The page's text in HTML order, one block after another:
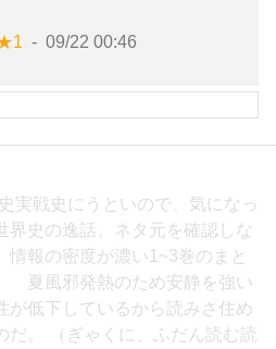
09/22 00:46
実戦史にうといので、気になっ
界史の逸話、ネタ元を確認しな
情報の密度が濃い1~3巻のまと
夏風邪発熱のため安静を強い
が低下しているから読みさ住め
だ。 （ぎゃくに、ふだん読む読